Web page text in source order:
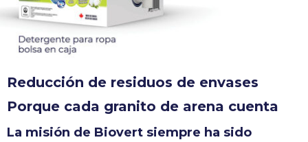
Reducción de residuos de envases
Porque cada granito de arena cuenta
La misión de Biovert siempre ha sido